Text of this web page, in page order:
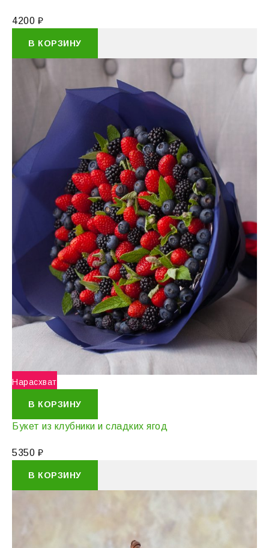
4200 ₽
В КОРЗИНУ
Нарасхват
В КОРЗИНУ
Букет из клубники и сладких ягод
5350 ₽
В КОРЗИНУ